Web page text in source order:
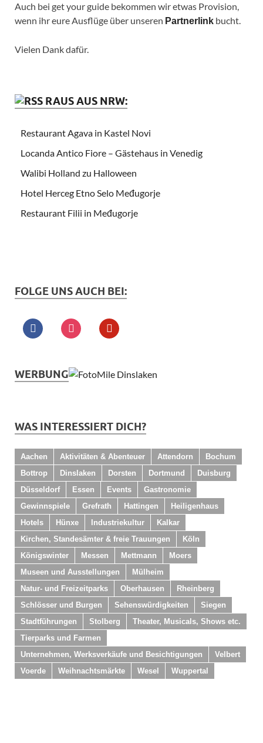
Auch bei get your guide bekommen wir etwas Provision,
wenn ihr eure Ausflüge über unseren Partnerlink bucht.
Vielen Dank dafür.
RAUS AUS NRW:
Restaurant Agava in Kastel Novi
Locanda Antico Fiore – Gästehaus in Venedig
Walibi Holland zu Halloween
Hotel Herceg Etno Selo Međugorje
Restaurant Filii in Međugorje
FOLGE UNS AUCH BEI:
WERBUNG
WAS INTERESSIERT DICH?
Aachen Aktivitäten & Abenteuer Attendorn
Bochum
Bottrop
Dinslaken Dorsten Dortmund
Duisburg
Düsseldorf
Essen Events
Gastronomie
Gewinnspiele
Grefrath Hattingen
Heiligenhaus
Hotels
Hünxe Industriekultur
Kalkar
Kirchen, Standesämter & freie Trauungen
Köln
Königswinter
Messen Mettmann
Moers
Museen und Ausstellungen
Mülheim
Natur- und Freizeitparks
Oberhausen
Rheinberg
Schlösser und Burgen
Sehenswürdigkeiten
Siegen
Stadtführungen
Stolberg
Theater, Musicals, Shows etc.
Tierparks und Farmen
Unternehmen, Werksverkäufe und Besichtigungen
Velbert
Voerde
Weihnachtsmärkte Wesel Wuppertal